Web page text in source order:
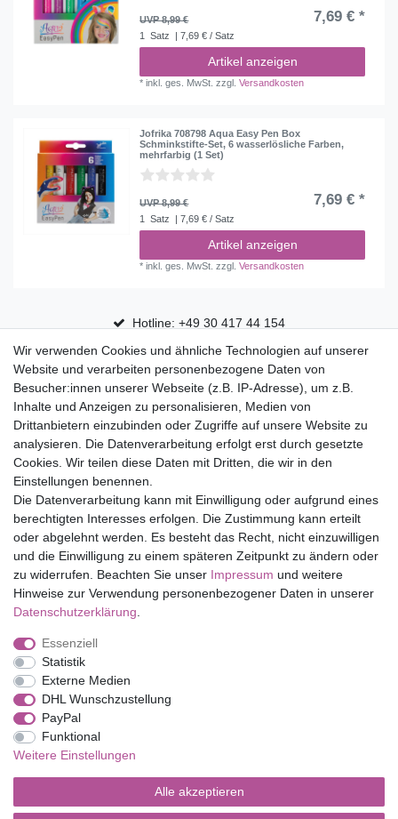
UVP 8,99 € 7,69 € *
1 Satz | 7,69 € / Satz
Artikel anzeigen
*inkl. ges. MwSt. zzgl.Versandkosten
Jofrika 708798 Aqua Easy Pen Box
Schminkstifte-Set, 6 wasserlösliche Farben,
mehrfarbig (1 Set)
UVP 8,99 € 7,69 € *
1 Satz | 7,69 € / Satz
Artikel anzeigen
*inkl. ges. MwSt. zzgl.Versandkosten
Hotline: +49 30 417 44 154
30 Tage Rückgaberecht
Versandfrei ab 75 € in Deutschland
Top Marken
Eduplay
Folia Bringmann
Shop
Mein Konto
Service
Versandkosten
Impressum
Barrierefreiheitserklärung
Vertrag widerrufen
Wir verwenden Cookies und ähnliche Technologien auf unserer
Website und verarbeiten personenbezogene Daten von
Besucher:innen unserer Webseite (z.B. IP-Adresse), um z.B.
Inhalte und Anzeigen zu personalisieren, Medien von
Drittanbietern einzubinden oder Zugriffe auf unsere Website zu
analysieren. Die Datenverarbeitung erfolgt erst durch gesetzte
Cookies. Wir teilen diese Daten mit Dritten, die wir in den
Einstellungen benennen.
Die Datenverarbeitung kann mit Einwilligung oder aufgrund eines
berechtigten Interesses erfolgen. Die Zustimmung kann erteilt
oder abgelehnt werden. Es besteht das Recht, nicht einzuwilligen
und die Einwilligung zu einem späteren Zeitpunkt zu ändern oder
zu widerrufen. Beachten Sie unser Impressum und weitere
Hinweise zur Verwendung personenbezogener Daten in unserer
Daten­schutz­erklärung
Essenziell
Statistik
Externe Medien
DHL Wunschzustellung
PayPal
Funktional
Weitere Einstellungen
Alle akzeptieren